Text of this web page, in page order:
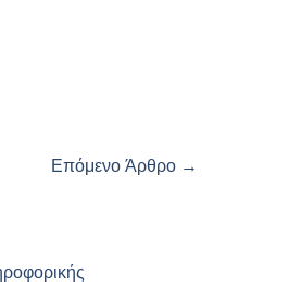
Επόμενο Άρθρο →